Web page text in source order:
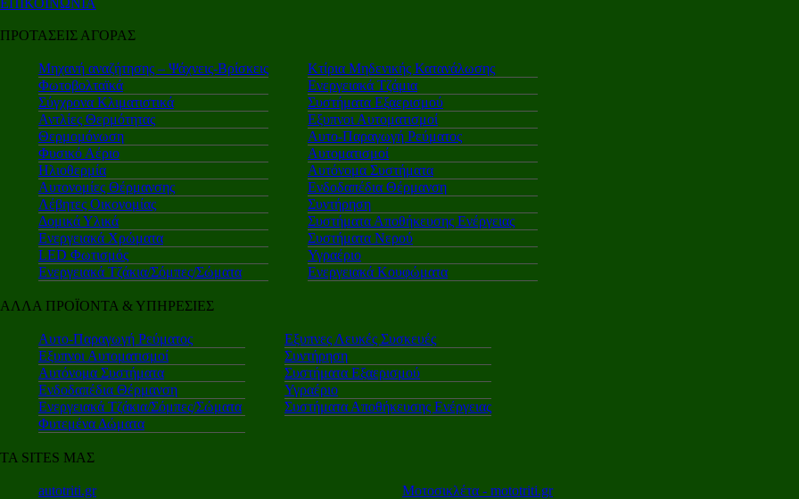
ΕΠΙΚΟΙΝΩΝΙΑ
ΠΡΟΤΑΣΕΙΣ ΑΓΟΡΑΣ
Μηχανή αναζήτησης – Ψάχνεις-Βρίσκεις
Φωτοβολταϊκά
Σύγχρονα Κλιματιστικά
Αντλίες Θερμότητας
Θερμομόνωση
Φυσικό Αέριο
Ηλιοθερμία
Αυτονομίες Θέρμανσης
Λέβητες Οικονομίας
Δομικά Υλικά
Ενεργειακά Χρώματα
LED Φωτισμός
Ενεργειακά Τζάκια/Σόμπες/Σώματα
Κτίρια Μηδενικής Κατανάλωσης
Ενεργειακά Τζάμια
Συστήματα Εξαερισμού
Εξυπνοι Αυτοματισμοί
Αυτο-Παραγωγή Ρεύματος
Αυτοματισμοί
Αυτόνομα Συστήματα
Ενδοδαπέδια Θέρμανση
Συντήρηση
Συστήματα Αποθήκευσης Ενέργειας
Συστήματα Νερού
Υγραέριο
Ενεργειακά Κουφώματα
ΑΛΛΑ ΠΡΟΪΟΝΤΑ & ΥΠΗΡΕΣΙΕΣ
Αυτο-Παραγωγή Ρεύματος
Εξυπνοι Αυτοματισμοί
Αυτόνομα Συστήματα
Ενδοδαπέδια Θέρμανση
Ενεργειακά Τζάκια/Σόμπες/Σώματα
Φυτεμένα Δώματα
Εξυπνες Λευκές Συσκευές
Συντήρηση
Συστήματα Εξαερισμού
Υγραέριο
Συστήματα Αποθήκευσης Ενέργειας
ΤΑ SITES ΜΑΣ
autotriti.gr
Μοτοσικλέτα - mototriti.gr